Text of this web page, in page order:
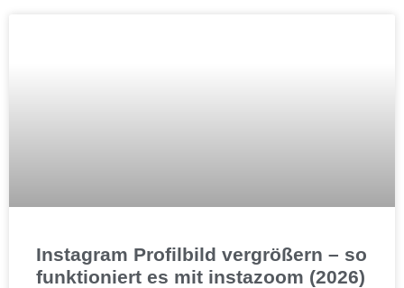
Instagram Profilbild vergrößern – so
funktioniert es mit instazoom (2026)